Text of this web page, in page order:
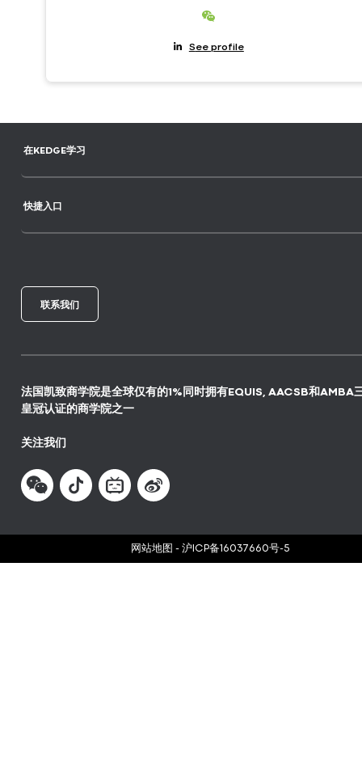
See profile
在KEDGE学习
快捷入口
联系我们
法国凯致商学院是全球仅有的1%同时拥有EQUIS, AACSB和AMBA
皇冠认证的商学院之一
关注我们
网站地图 - 沪ICP备16037660号-5